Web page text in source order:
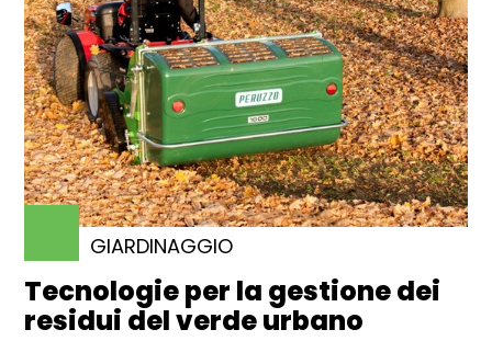
GIARDINAGGIO
Tecnologie per la gestione dei
residui del verde urbano